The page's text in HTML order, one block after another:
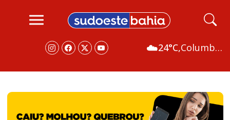
☁️24°C, Columbus